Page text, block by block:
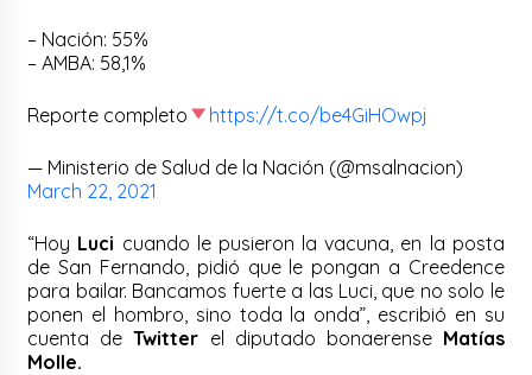
– Nación: 55%
– AMBA: 58,1%
Reporte completo https://t.co/be4GiHOwpj
— Ministerio de Salud de la Nación (@msalnacion)
March 22, 2021
“Hoy Luci cuando le pusieron la vacuna, en la posta
de San Fernando, pidió que le pongan a Creedence
para bailar. Bancamos fuerte a las Luci, que no solo le
ponen el hombro, sino toda la onda”, escribió en su
cuenta deTwitter el diputado bonaerense Matías
Molle.